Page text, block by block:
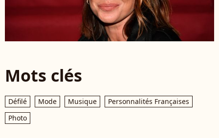
Mots clés
Défilé Mode Musique
Personnalités Françaises
Photo